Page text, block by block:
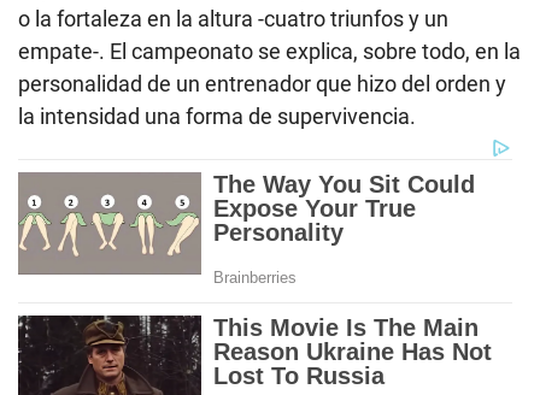
o la fortaleza en la altura -cuatro triunfos y un
empate-. El campeonato se explica, sobre todo, en la
personalidad de un entrenador que hizo del orden y
la intensidad una forma de supervivencia.